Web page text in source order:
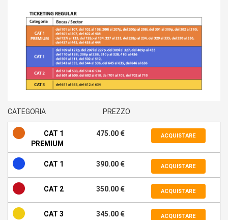
CATEGORIA PREZZO
CAT 1
PREMIUM
475.00 € ACQUISTARE
CAT 1 390.00 € ACQUISTARE
CAT 2 350.00 € ACQUISTARE
CAT 3 345.00 € ACQUISTARE